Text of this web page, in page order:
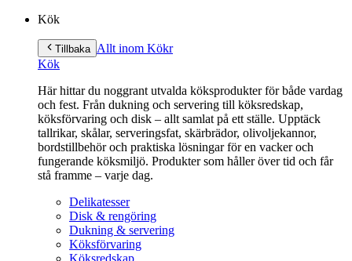
Kök
Tillbaka Allt inom Kökr
Kök
Här hittar du noggrant utvalda köksprodukter för både vardag
och fest. Från dukning och servering till köksredskap,
köksförvaring och disk – allt samlat på ett ställe. Upptäck
tallrikar, skålar, serveringsfat, skärbrädor, olivoljekannor,
bordstillbehör och praktiska lösningar för en vacker och
fungerande köksmiljö. Produkter som håller över tid och får
stå framme – varje dag.
Delikatesser
Disk & rengöring
Dukning & servering
Köksförvaring
Köksredskap